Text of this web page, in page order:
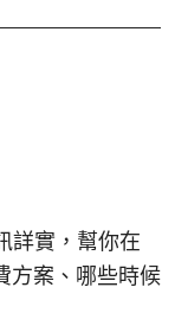
詳實，幫你在
方案、哪些時候